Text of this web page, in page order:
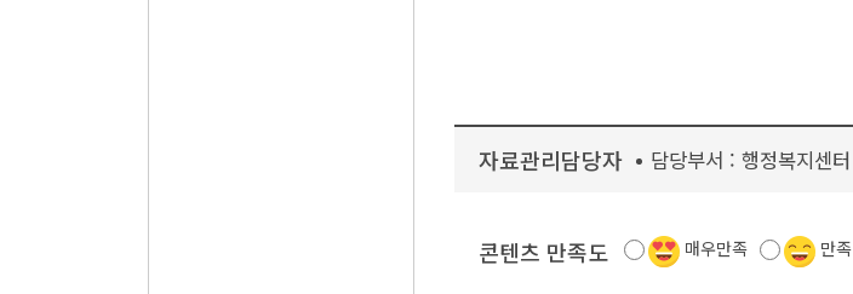
자료관리담당자 담당부서 : 행정복지센터
콘텐츠 만족도 매우만족 만족